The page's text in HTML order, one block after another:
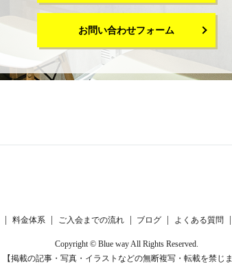
お問い合わせフォーム
料金体系 ご入会までの流れ ブログ よくある質問
Copyright © Blue way All Rights Reserved.
【掲載の記事・写真・イラストなどの無断複写・転載を禁じま